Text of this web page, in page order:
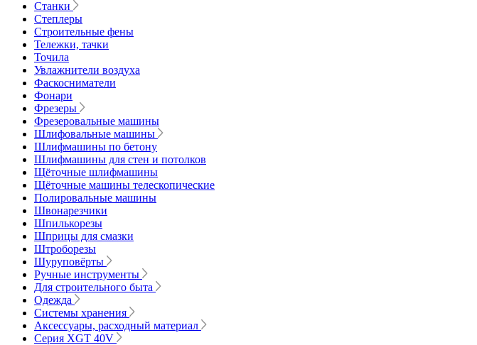
Станки
Степлеры
Строительные фены
Тележки, тачки
Точила
Увлажнители воздуха
Фаскосниматели
Фонари
Фрезеры
Фрезеровальные машины
Шлифовальные машины
Шлифмашины по бетону
Шлифмашины для стен и потолков
Щёточные шлифмашины
Щёточные машины телескопические
Полировальные машины
Швонарезчики
Шпилькорезы
Шприцы для смазки
Штроборезы
Шуруповёрты
Ручные инструменты
Для строительного быта
Одежда
Системы хранения
Аксессуары, расходный материал
Серия XGT 40V